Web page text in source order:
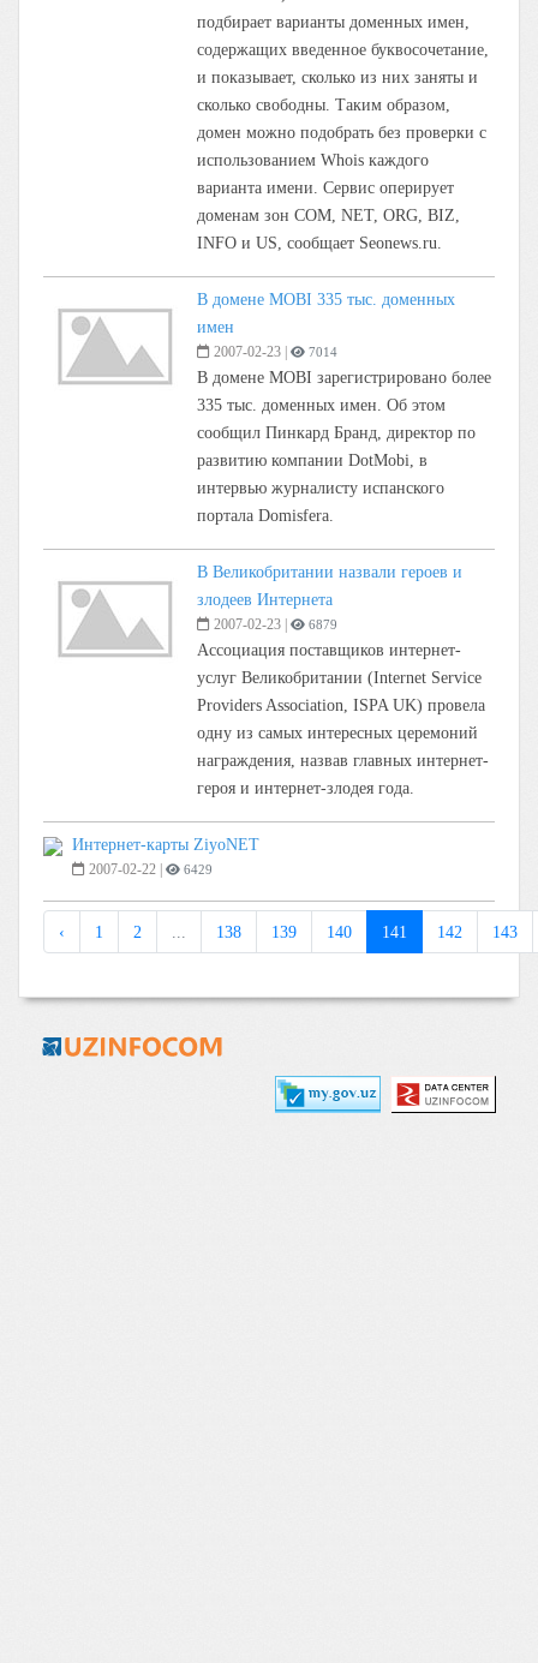
подбирает варианты доменных имен,
содержащих введенное буквосочетание,
и показывает, сколько из них заняты и
сколько свободны. Таким образом,
домен можно подобрать без проверки с
использованием Whois каждого
варианта имени. Сервис оперирует
доменам зон COM, NET, ORG, BIZ,
INFO и US, сообщает Seonews.ru.
В домене MOBI 335 тыс. доменных
имен
2007-02-23 7014
В домене MOBI зарегистрировано более
335 тыс. доменных имен. Об этом
сообщил Пинкард Бранд, директор по
развитию компании DotMobi, в
интервью журналисту испанского
портала Domisfera.
В Великобритании назвали героев и
злодеев Интернета
2007-02-23 6879
Ассоциация поставщиков интернет-
услуг Великобритании (Internet Service
Providers Association, ISPA UK) провела
одну из самых интересных церемоний
награждения, назвав главных интернет-
героя и интернет-злодея года.
Интернет-карты ZiyoNET
2007-02-22 6429
‹ 1 2 138 139 140 141 142 143